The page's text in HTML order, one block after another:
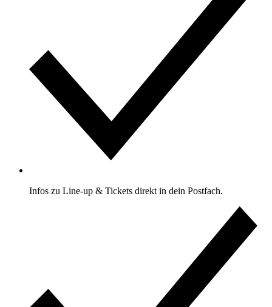
Infos zu Line-up & Tickets direkt in dein Postfach.